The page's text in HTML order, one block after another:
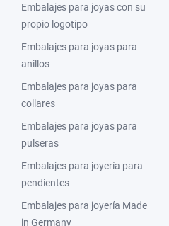
Embalajes para joyas con su
propio logotipo
Embalajes para joyas para
anillos
Embalajes para joyas para
collares
Embalajes para joyas para
pulseras
Embalajes para joyería para
pendientes
Embalajes para joyería Made
in Germany